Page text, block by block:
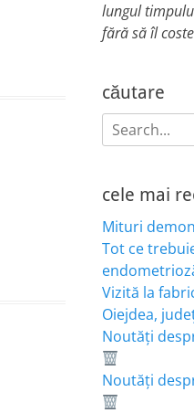
lungul
fără să îl
căutare
Search
for:
cele mai
Mituri
Tot ce
Vizită la
Oiejdea,
Noutăți
Noutăți